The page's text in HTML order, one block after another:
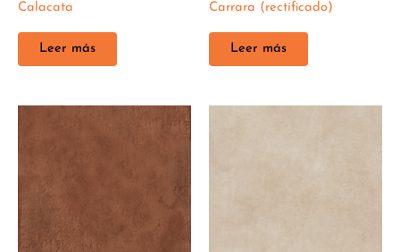
Calacata
Leer más
Carrara (rectificado)
Leer más